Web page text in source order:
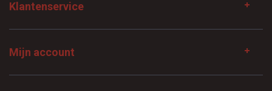
Klantenservice
Mijn account